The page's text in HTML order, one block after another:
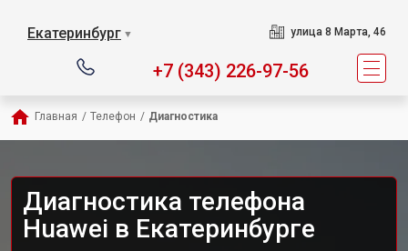
Екатеринбург ▼ улица 8 Марта, 46
+7 (343) 226-97-56
Главная / Телефон / Диагностика
Диагностика телефона
Huawei в Екатеринбурге